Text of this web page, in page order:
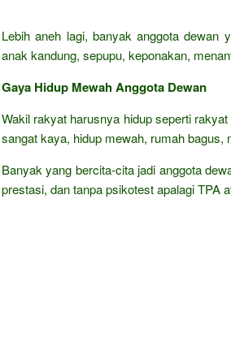
Lebih aneh lagi, banyak anggota dewan
anak kandung, sepupu, keponakan,
Gaya Hidup Mewah Anggota Dewan
Wakil rakyat harusnya hidup seperti
sangat kaya, hidup mewah, rumah bagus,
Banyak yang bercita-cita jadi anggota
prestasi, dan tanpa psikotest apalagi TPA